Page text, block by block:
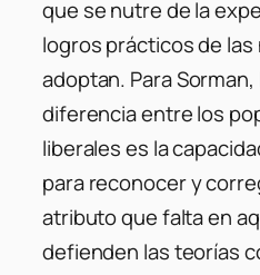
que se nutre de la
logros prácticos de
adoptan. Para
diferencia entre los
liberales es la
para reconocer y
atributo que falta en
defienden las teorías